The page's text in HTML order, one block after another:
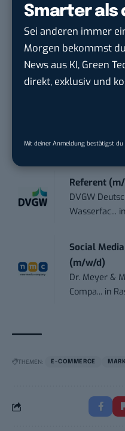
Smarter als
Sei anderen immer
Morgen bekommst
News aus KI, Green
direkt, exklusiv und
Mit deiner Anmeldung bestätigst du
Ferdinand
Ennepetal
IT Sales &
(m/w/...
Referent
DVGW
Wasserfac... in
Social
(m/w/d)
Dr. Meyer &
Compa... in
THEMEN: E-COMMERCE